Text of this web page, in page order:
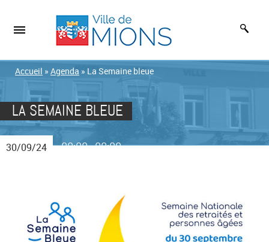
Accueil » Agenda » La Semaine bleue
LA SEMAINE BLEUE
30/09/24 00:00-00:00